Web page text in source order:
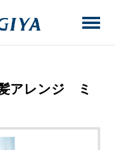
アレンジ ミ